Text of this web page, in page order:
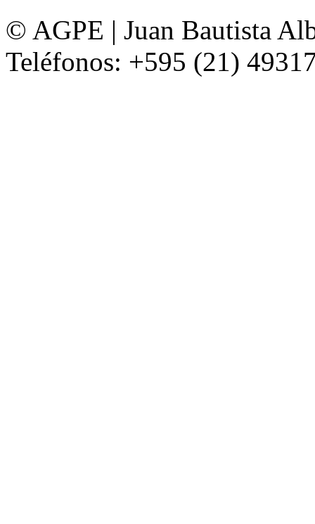
© AGPE | Juan Bautista
Teléfonos: +595 (21)